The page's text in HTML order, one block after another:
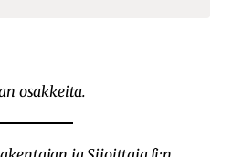
osakkeita.